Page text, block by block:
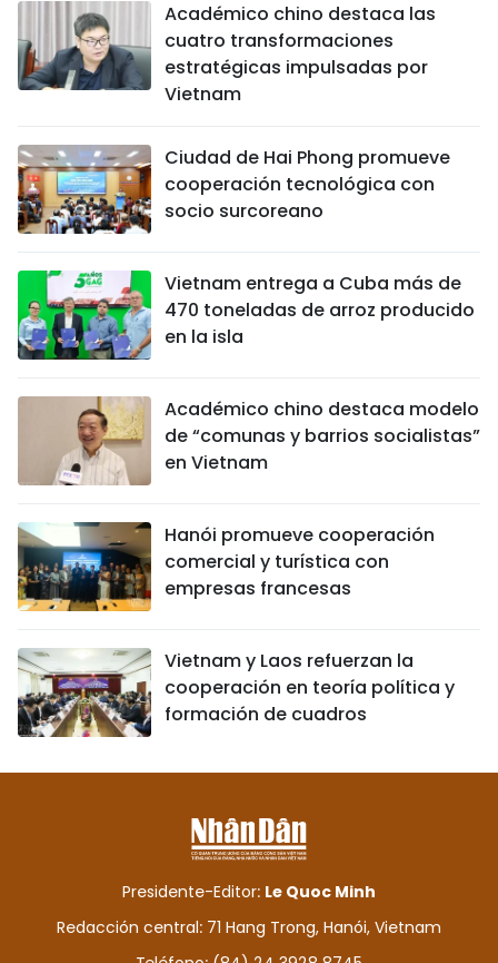
Académico chino destaca las
cuatro transformaciones
estratégicas impulsadas por
Vietnam
Ciudad de Hai Phong promueve
cooperación tecnológica con
socio surcoreano
Vietnam entrega a Cuba más de
470 toneladas de arroz producido
en la isla
Académico chino destaca modelo
de “comunas y barrios socialistas”
en Vietnam
Hanói promueve cooperación
comercial y turística con
empresas francesas
Vietnam y Laos refuerzan la
cooperación en teoría política y
formación de cuadros
Presidente-Editor: Le Quoc Minh
Redacción central: 71 Hang Trong, Hanói, Vietnam